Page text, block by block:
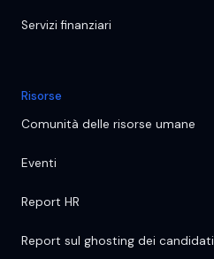
Servizi finanziari
Risorse
Comunità delle risorse umane
Eventi
Report HR
Report sul ghosting dei candidati